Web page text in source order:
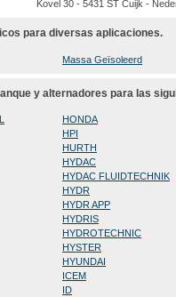
Kovel 30 - 5431 ST Cuijk -
para diversas aplicaciones.
Massa Geïsoleerd
y alternadores para las
HONDA
HPI
HURTH
HYDAC
HYDAC FLUIDTECHNIK
HYDR
HYDR APP
HYDRIS
HYDROTECHNIC
HYSTER
HYUNDAI
ICEM
ID